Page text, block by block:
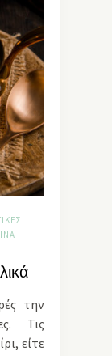
την
Τις
είτε